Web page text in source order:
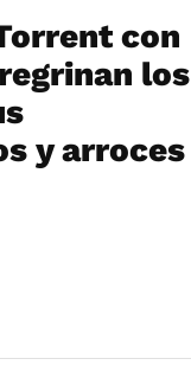
con
los
y arroces